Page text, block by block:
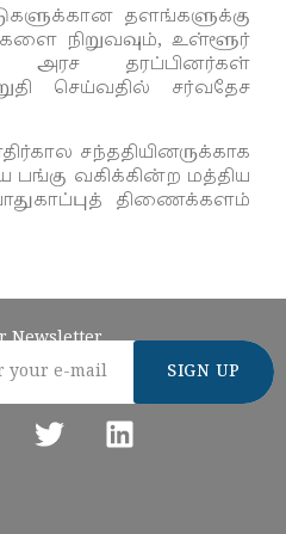
தளங்களுக்கு
நிறுவவும், உள்ளூர்
அரச தரப்பினர்கள்
செய்வதில் சர்வதேச
சந்ததியினருக்காக
பங்கு வகிக்கின்ற மத்திய
திணைக்களம்
Newsletter